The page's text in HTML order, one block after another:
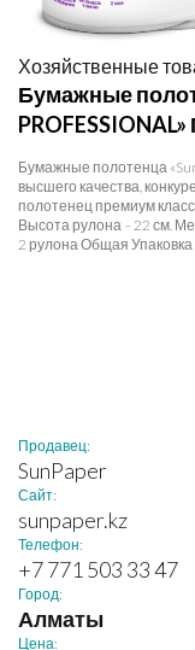
Хозяйственные
Бумажные
Бумажные полотенца
высшего качества,
полотенец премиум
Высота рулона – 22 см.
2 рулона Общая Упаковка
Продавец:
SunPaper
Сайт:
sunpaper.kz
Телефон:
+7 771 503 33 47
Город:
Алматы
Цена: